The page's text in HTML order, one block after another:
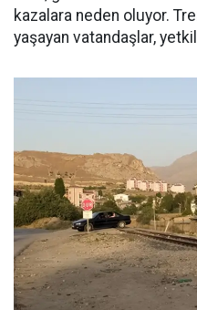
kazalara neden oluyor.
yaşayan vatandaşlar,